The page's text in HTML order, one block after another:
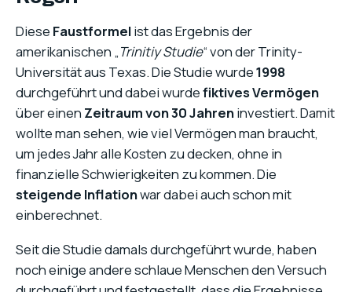
Diese Faustformelist das Ergebnis der
amerikanischen „Trinitiy Studie“ von der Trinity-
Universität aus Texas. Die Studie wurde1998
durchgeführt und dabei wurdefiktives Vermögen
über einen Zeitraum von 30 Jahreninvestiert. Damit
wollte man sehen, wie viel Vermögen man braucht,
um jedes Jahr alle Kosten zu decken, ohne in
finanzielle Schwierigkeiten zu kommen. Die
steigende Inflationwar dabei auch schon mit
einberechnet.
Seit die Studie damals durchgeführt wurde, haben
noch einige andere schlaue Menschen den Versuch